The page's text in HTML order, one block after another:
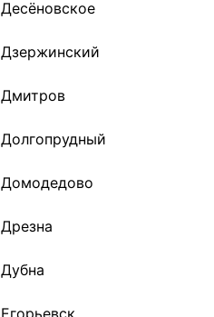
Десёновское
Дзержинский
Дмитров
Долгопрудный
Домодедово
Дрезна
Дубна
Егорьевск